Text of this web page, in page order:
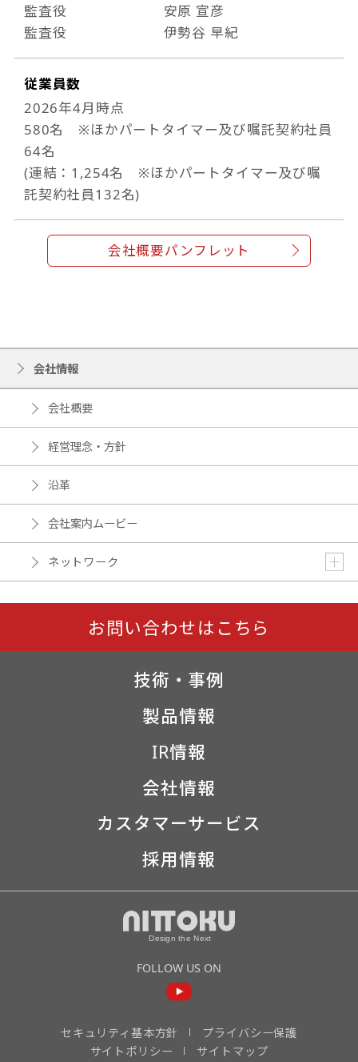
監査役
安原 宣彦
監査役
伊勢谷 早紀
従業員数
2026年4月時点
580名 ※ほかパートタイマー及び嘱託契約社員
64名
(連結：1,254名 ※ほかパートタイマー及び嘱
託契約社員132名)
会社概要パンフレット
会社情報
会社概要
経営理念・方針
沿革
会社案内ムービー
ネットワーク
お問い合わせはこちら
技術・事例
製品情報
IR情報
会社情報
カスタマーサービス
採用情報
FOLLOW US ON
セキュリティ基本方針
プライバシー保護
サイトポリシー
サイトマップ